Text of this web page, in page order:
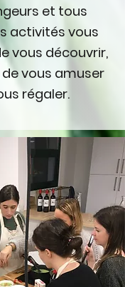
et tous
activités vous
vous découvrir,
vous amuser
régaler.